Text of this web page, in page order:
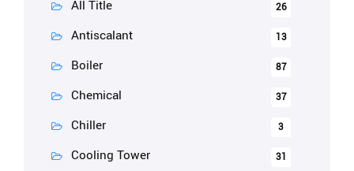
All Title 26
Antiscalant 13
Boiler 87
Chemical 37
Chiller 3
Cooling Tower 31